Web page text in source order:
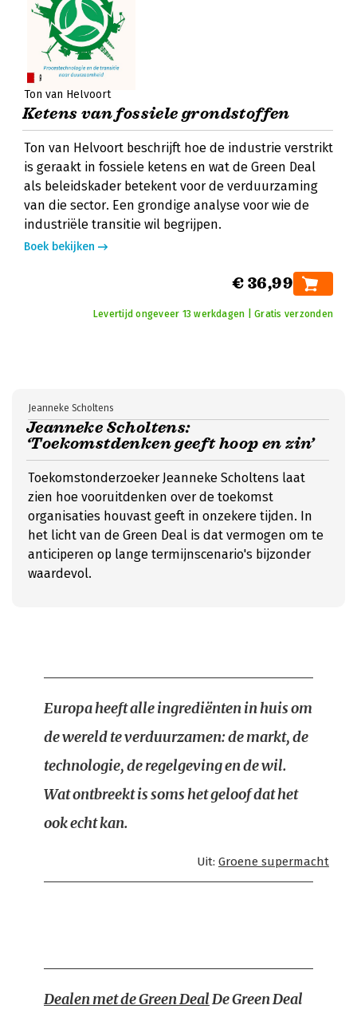
Ton van Helvoort
Ketens van fossiele grondstoffen
Ton van Helvoort beschrijft hoe de industrie verstrikt
is geraakt in fossiele ketens en wat de Green Deal
als beleidskader betekent voor de verduurzaming
van die sector. Een grondige analyse voor wie de
industriële transitie wil begrijpen.
Boek bekijken
€ 36,99
Levertijd ongeveer 13 werkdagen | Gratis verzonden
Jeanneke Scholtens:
‘Toekomstdenken geeft hoop en zin’
Jeanneke Scholtens
Toekomstonderzoeker Jeanneke Scholtens laat
zien hoe vooruitdenken over de toekomst
organisaties houvast geeft in onzekere tijden. In
het licht van de Green Deal is dat vermogen om te
anticiperen op lange termijnscenario's bijzonder
waardevol.
Europa heeft alle ingrediënten in huis om
de wereld te verduurzamen: de markt, de
technologie, de regelgeving en de wil.
Wat ontbreekt is soms het geloof dat het
ook echt kan.
Uit: Groene supermacht
Dealen met de Green DealDe Green Deal